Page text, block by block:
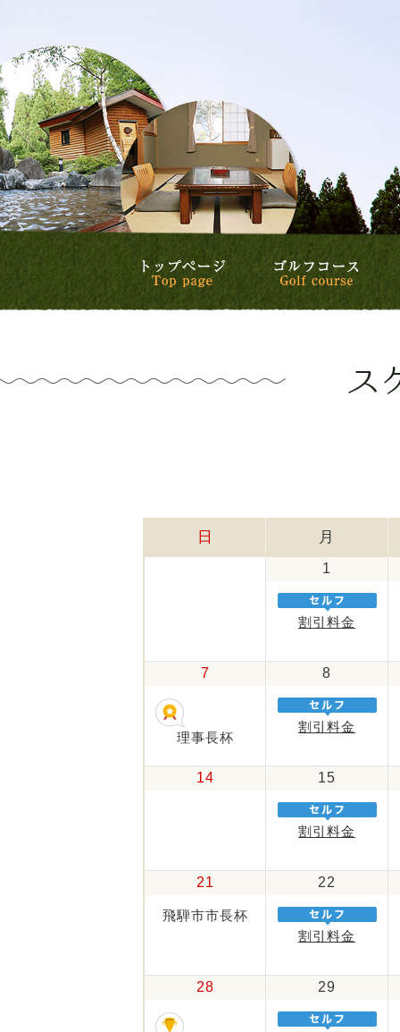
ゴル
トップページ
日 月
1
割引料金
7
理事長杯
8
割引料金
14 15
割引料金
21
飛騨市市長杯
22
割引料金
28 29